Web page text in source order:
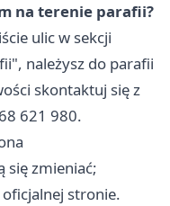
na terenie parafii?
ulic w sekcji
należysz do parafii
skontaktuj się z
621 980.
się zmieniać;
stronie.